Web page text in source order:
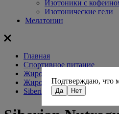
Изотоники с
Изотонические гели
Мелатонин
Главная
Спортивное питание
Жиросжигатели
Жиросжигатели с кофеином
Siberian Nutrogunz
Подтверждаю, что
Да Нет